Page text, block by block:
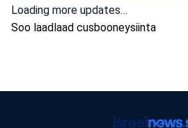
Loading more updates…
Soo laadlaad cusbooneysiinta